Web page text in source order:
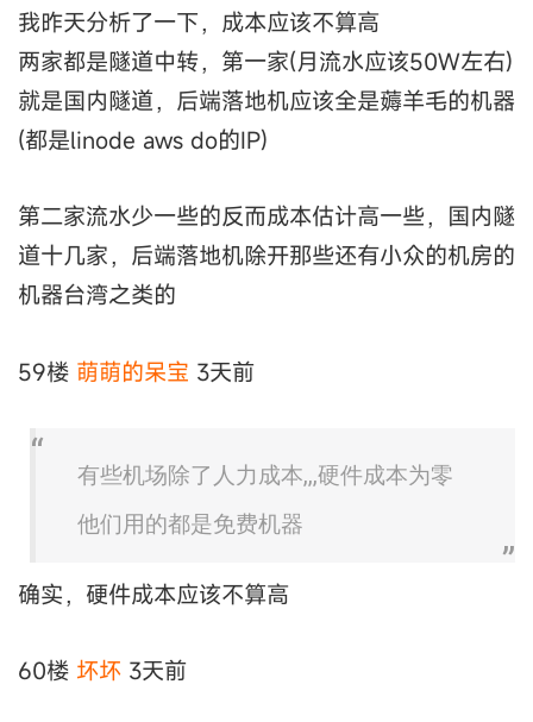
我昨天分析了一下，成本应该不算高
两家都是隧道中转，第一家(月流水应该50W左右)
就是国内隧道，后端落地机应该全是薅羊毛的机器
(都是linode aws do的IP)
第二家流水少一些的反而成本估计高一些，国内隧
道十几家，后端落地机除开那些还有小众的机房的
机器台湾之类的
59楼 萌萌的呆宝 3天前
有些机场除了人力成本,,,硬件成本为零
他们用的都是免费机器
确实，硬件成本应该不算高
60楼 坏坏 3天前